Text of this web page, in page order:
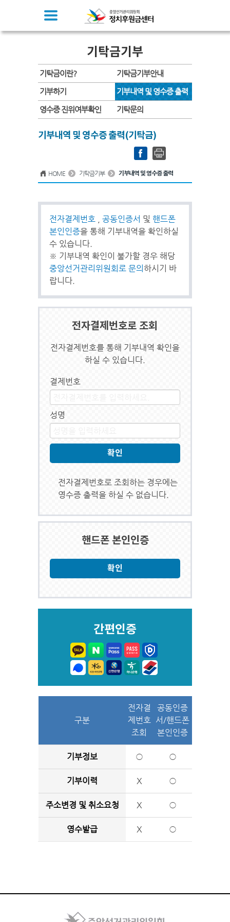
기탁금기부
기탁금이란? 기탁금기부안내
기부하기 기부내역 및 영수증 출력
영수증 진위여부확인 기탁문의
기부내역 및 영수증 출력(기탁금)
HOME 기탁금기부 기부내역 및 영수증 출력
전자결제번호 공동인증서 및 핸드폰
본인인증을 통해 기부내역을 확인하실
수 있습니다.
※ 기부내역 확인이 불가할 경우 해당
중앙선거관리위원회로 문의 하시기 바
랍니다.
전자결제번호로 조회
전자결제번호를 통해 기부내역 확인을
하실 수 있습니다.
결제번호
성명
확인
전자결제번호로 조회하는 경우에는
영수증 출력을 하실 수 없습니다.
핸드폰 본인인증
간편인증
구분
전자결
제번호
조회
공동인증
서/핸드폰
본인인증
기부정보 ○ ○
기부이력 X ○
주소변경 및 취소요청 X ○
영수발급 X ○